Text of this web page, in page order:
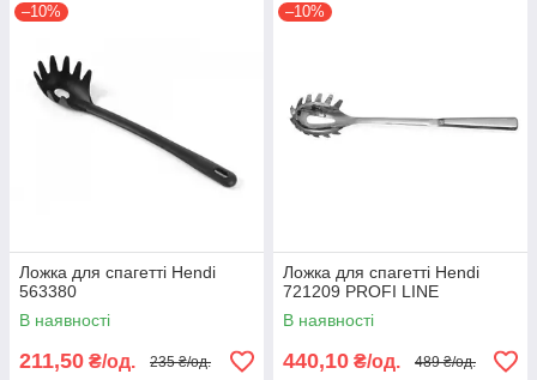
–10%
Ложка для спагетті Hendi
563380
В наявності
211,50 ₴/од. 235 ₴/од.
–10%
Ложка для спагетті Hendi
721209 PROFI LINE
В наявності
440,10 ₴/од. 489 ₴/од.